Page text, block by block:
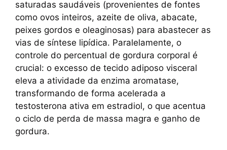
saturadas saudáveis (provenientes de fontes
como ovos inteiros, azeite de oliva, abacate,
peixes gordos e oleaginosas) para abastecer as
vias de síntese lipídica. Paralelamente, o
controle do percentual de gordura corporal é
crucial: o excesso de tecido adiposo visceral
eleva a atividade da enzima aromatase,
transformando de forma acelerada a
testosterona ativa em estradiol, o que acentua
o ciclo de perda de massa magra e ganho de
gordura.